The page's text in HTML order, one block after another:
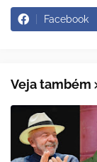
Facebook
Veja também